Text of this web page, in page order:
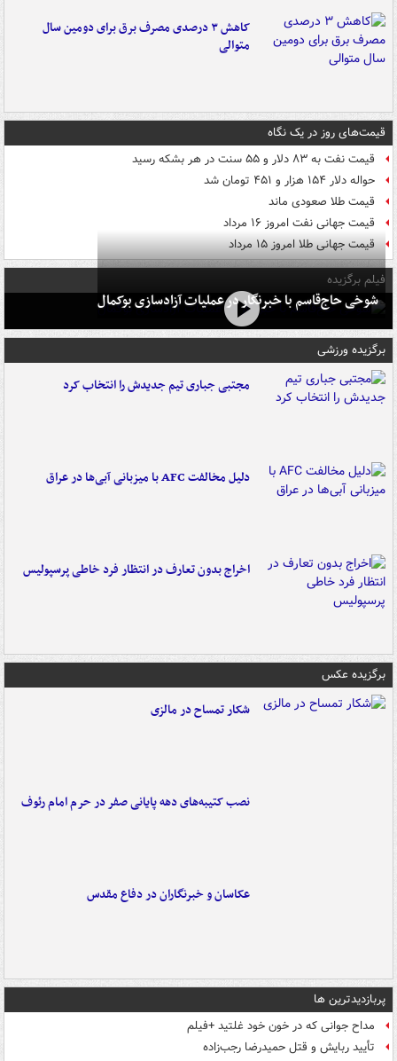
کاهش ۳ درصدی مصرف برق برای دومین سال
متوالی
قیمت‌های روز در یک نگاه
قیمت نفت به ۸۳ دلار و ۵۵ سنت در هر بشکه رسید
حواله دلار ۱۵۴ هزار و ۴۵۱ تومان شد
قیمت طلا صعودی ماند
قیمت جهانی نفت امروز ۱۶ مرداد
قیمت جهانی طلا امروز ۱۵ مرداد
فیلم برگزیده
شوخی حاج‌قاسم با خبرنگار در عملیات آزادسازی بوکمال
برگزیده ورزشی
مجتبی جباری تیم جدیدش را انتخاب کرد
دلیل مخالفت AFC با میزبانی آبی‌ها در عراق
اخراج بدون تعارف در انتظار فرد خاطی پرسپولیس
برگزیده عکس
شکار تمساح در مالزی
نصب کتیبه‌های دهه پایانی صفر در حرم امام رئوف
عکاسان و خبرنگاران در دفاع مقدس
پربازدیدترین ها
مداح جوانی که در خون خود غلتید +فیلم
تأیید ربایش و قتل حمیدرضا رجب‌زاده